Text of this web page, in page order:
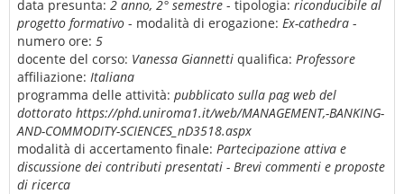
data presunta: 2 anno, 2° semestre - tipologia: riconducibile al
progetto formativo - modalità di erogazione: Ex-cathedra -
numero ore: 5
docente del corso: Vanessa Giannetti qualifica: Professore
affiliazione: Italiana
programma delle attività: pubblicato sulla pag web del
dottorato https://phd.uniroma1.it/web/MANAGEMENT,-BANKING-
AND-COMMODITY-SCIENCES_nD3518.aspx
modalità di accertamento finale: Partecipazione attiva e
discussione dei contributi presentati - Brevi commenti e proposte
di ricerca